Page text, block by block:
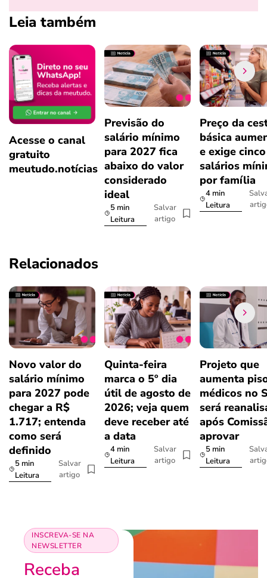
Leia também
Acesse o canal
gratuito
meutudo.notícias
Previsão do
salário mínimo
para 2027 fica
abaixo do valor
considerado
ideal
5 min
Leitura
Salvar
artigo
Preço da
básica
e exige cinco
salários
por família
4 min
Leitura
Relacionados
Novo valor do
salário mínimo
para 2027 pode
chegar a R$
1.717; entenda
como será
definido
5 min
Leitura
Salvar
artigo
Quinta-feira
marca o 5º dia
útil de agosto de
2026; veja quem
deve receber até
a data
4 min
Leitura
Salvar
artigo
Projeto que
aumenta
médicos no
será
após
aprovar
5 min
Leitura
INSCREVA-SE NA
NEWSLETTER
Receba